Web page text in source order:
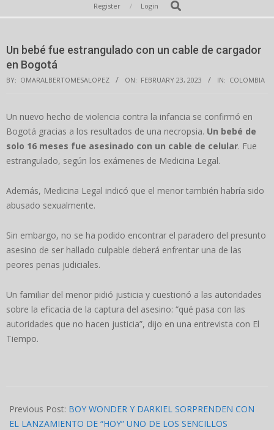
Navigation
Register Login Search
Un bebé fue estrangulado con un cable de cargador
en Bogotá
BY: OMARALBERTOMESALOPEZ ON: FEBRUARY 23, 2023 IN: COLOMBIA
Un nuevo hecho de violencia contra la infancia se confirmó en
Bogotá gracias a los resultados de una necropsia. Un bebé de
solo 16 meses fue asesinado con un cable de celular. Fue
estrangulado, según los exámenes de Medicina Legal.
Además, Medicina Legal indicó que el menor también habría sido
abusado sexualmente.
Sin embargo, no se ha podido encontrar el paradero del presunto
asesino de ser hallado culpable deberá enfrentar una de las
peores penas judiciales.
Un familiar del menor pidió justicia y cuestionó a las autoridades
sobre la eficacia de la captura del asesino: “qué pasa con las
autoridades que no hacen justicia”, dijo en una entrevista con El
Tiempo.
02-
23
Previous Post: BOY WONDER Y DARKIEL SORPRENDEN CON
EL LANZAMIENTO DE “HOY” UNO DE LOS SENCILLOS